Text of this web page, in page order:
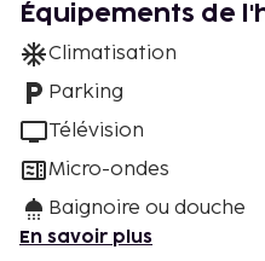
Équipements de
Climatisation
Parking
Télévision
Micro-ondes
Baignoire ou douche
En savoir plus